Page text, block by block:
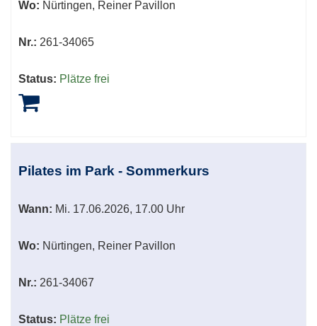
Wo: Nürtingen, Reiner Pavillon
Nr.: 261-34065
Status: Plätze frei
Pilates im Park - Sommerkurs
Wann: Mi. 17.06.2026, 17.00 Uhr
Wo: Nürtingen, Reiner Pavillon
Nr.: 261-34067
Status: Plätze frei